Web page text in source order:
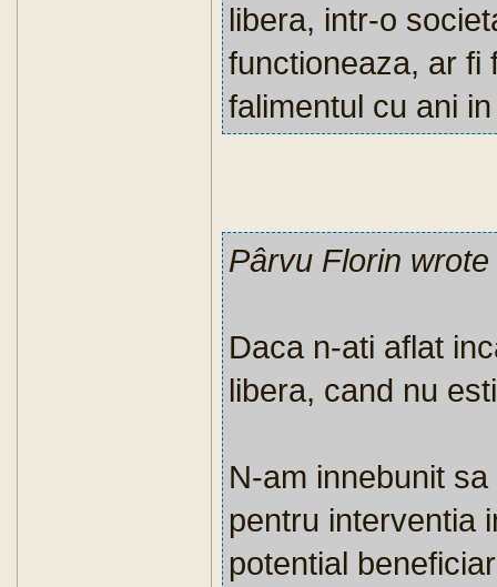
libera, intr-o
functioneaza, ar fi
falimentul cu ani
Pârvu Florin wrote
Daca n-ati aflat
libera, cand nu
N-am innebunit
pentru interventia
potential